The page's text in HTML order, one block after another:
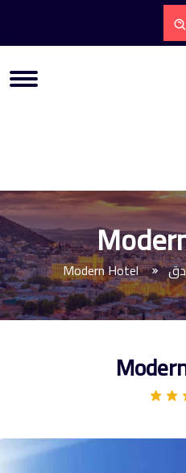
Modern Hotel